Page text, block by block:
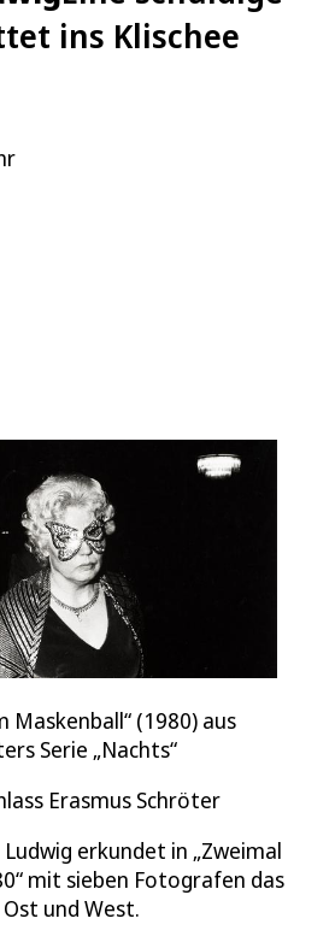
ins Klischee
Maskenball“ (1980) aus
Serie „Nachts“
Erasmus Schröter
erkundet in „Zweimal
mit sieben Fotografen das
und West.